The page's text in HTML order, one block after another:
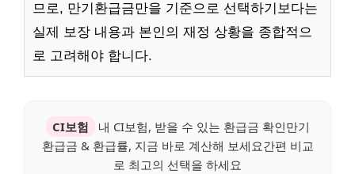
므로, 만기환급금만을 기준으로 선택하기보다는
실제 보장 내용과 본인의 재정 상황을 종합적으
로 고려해야 합니다.
CI보험
내 CI보험, 받을 수 있는 환급금 확인만기
환급금 & 환급률, 지금 바로 계산해 보세요간편 비교
로 최고의 선택을 하세요